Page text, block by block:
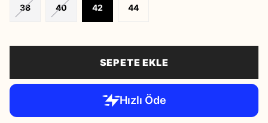
38 40 42 44
SEPETE EKLE